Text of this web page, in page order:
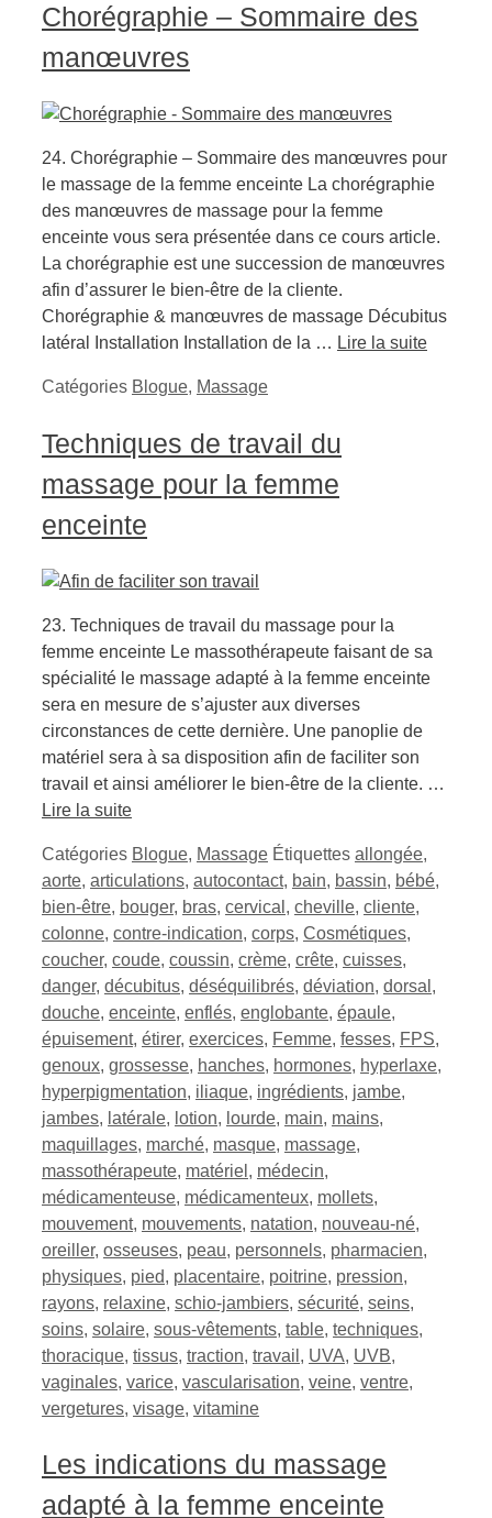
Chorégraphie – Sommaire des
manœuvres
24. Chorégraphie – Sommaire des manœuvres pour
le massage de la femme enceinte La chorégraphie
des manœuvres de massage pour la femme
enceinte vous sera présentée dans ce cours article.
La chorégraphie est une succession de manœuvres
afin d’assurer le bien-être de la cliente.
Chorégraphie & manœuvres de massage Décubitus
latéral Installation Installation de la … Lire la suite
Catégories Blogue, Massage
Techniques de travail du
massage pour la femme
enceinte
23. Techniques de travail du massage pour la
femme enceinte Le massothérapeute faisant de sa
spécialité le massage adapté à la femme enceinte
sera en mesure de s’ajuster aux diverses
circonstances de cette dernière. Une panoplie de
matériel sera à sa disposition afin de faciliter son
travail et ainsi améliorer le bien-être de la cliente. …
Lire la suite
Catégories Blogue, Massage Étiquettes allongée,
aorte, articulations, autocontact, bain, bassin, bébé,
bien-être, bouger, bras, cervical , cheville, cliente,
colonne, contre-indication, corps, Cosmétiques,
coucher, coude, coussin, crème, crête, cuisses,
danger, décubitus, déséquilibrés, déviation, dorsal ,
douche, enceinte, enflés, englobante, épaule,
épuisement, étirer, exercices, Femme, fesses, FPS,
genoux, grossesse, hanches, hormones, hyperlaxe,
hyperpigmentation, iliaque, ingrédients, jambe,
jambes, latérale, lotion, lourde, main, mains,
maquillages, marché, masque, massage,
massothérapeute, matériel , médecin,
médicamenteuse, médicamenteux, mollets,
mouvement, mouvements, natation, nouveau-né,
oreiller, osseuses, peau, personnels, pharmacien,
physiques, pied, placentaire, poitrine, pression,
rayons, relaxine, schio-jambiers, sécurité, seins,
soins, solaire, sous-vêtements, table, techniques,
thoracique, tissus, traction, travail , UVA, UVB,
vaginales, varice, vascularisation, veine, ventre,
vergetures, visage, vitamine
Les indications du massage
adapté à la femme enceinte